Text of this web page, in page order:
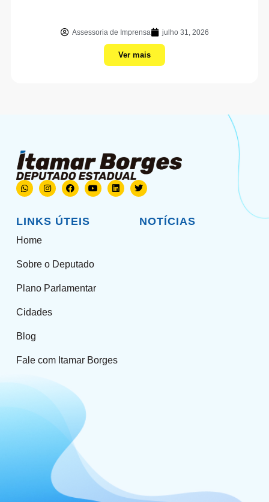
Assessoria de Imprensa julho 31, 2026
Ver mais
LINKS ÚTEIS
Home
Sobre o Deputado
Plano Parlamentar
Cidades
Blog
Fale com Itamar Borges
NOTÍCIAS